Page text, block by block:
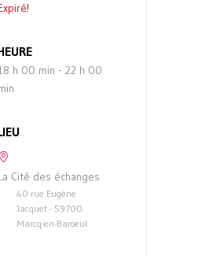
h 00 min - 22 h 00
Cité des échanges
40 rue Eugène
Jacquet - 59700
Marcq-en-Baroeul